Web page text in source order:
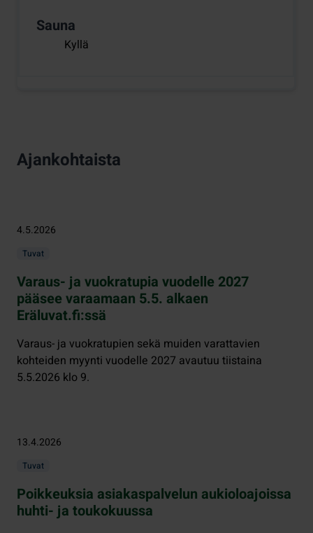
Sauna
Kyllä
Ajankohtaista
4.5.2026
Tuvat
Varaus- ja vuokratupia vuodelle 2027
pääsee varaamaan 5.5. alkaen
Eräluvat.fi:ssä
Varaus- ja vuokratupien sekä muiden varattavien
kohteiden myynti vuodelle 2027 avautuu tiistaina
5.5.2026 klo 9.
13.4.2026
Tuvat
Poikkeuksia asiakaspalvelun aukioloajoissa
huhti- ja toukokuussa